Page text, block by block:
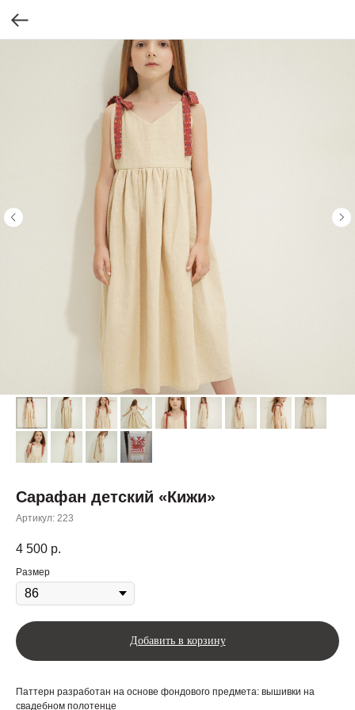
Сарафан детский «Кижи»
Артикул: 223
4 500 р.
Размер
Добавить в корзину
Паттерн разработан на основе фондового предмета: вышивки на
свадебном полотенце